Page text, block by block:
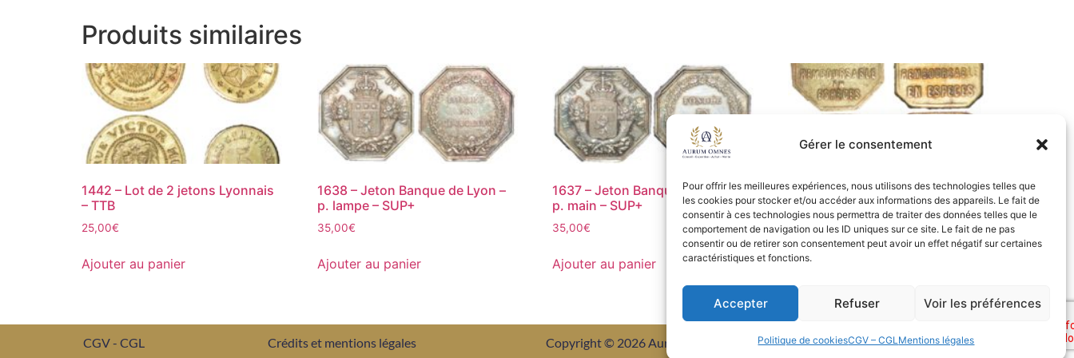
Gérer le consentement
Pour offrir les meilleures expériences, nous utilisons des technologies telles que
les cookies pour stocker et/ou accéder aux informations des appareils. Le fait de
consentir à ces technologies nous permettra de traiter des données telles que le
comportement de navigation ou les ID uniques sur ce site. Le fait de ne pas
consentir ou de retirer son consentement peut avoir un effet négatif sur certaines
caractéristiques et fonctions.
Accepter Refuser Voir les préférences
Politique de cookiesCGV – CGLMentions légales
Produits similaires
1442 – Lot de 2 jetons Lyonnais
– TTB
25,00€
Ajouter au panier
1638 – Jeton Banque de Lyon –
p. lampe – SUP+
35,00€
Ajouter au panier
1637 – Jeton Banque de Lyon –
p. main – SUP+
35,00€
Ajouter au panier
1390 – Lot de 2 jetons de
transport – Lyon – TB+/TTB
15,00€
Ajouter au panier
CGV - CGL Crédits et mentions légales Copyright © 2026 Aurum Omnes